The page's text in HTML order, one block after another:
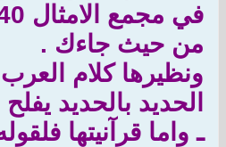
من حيث جاءك .
ونظيرها كلام
الحديد بالحديد يفلح
ـ واما قرآنيتها